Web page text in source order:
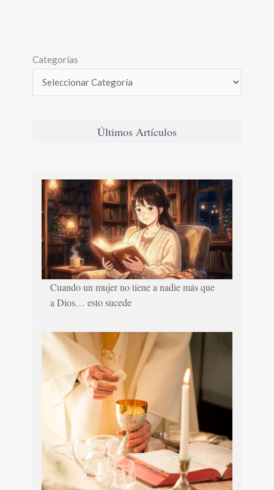
Categorías
Últimos Artículos
Cuando un mujer no tiene a nadie más que
a Dios… esto sucede